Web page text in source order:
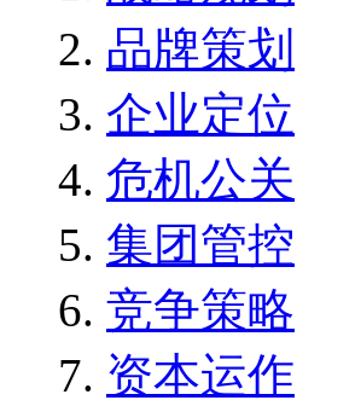
品牌策划
企业定位
危机公关
集团管控
竞争策略
资本运作